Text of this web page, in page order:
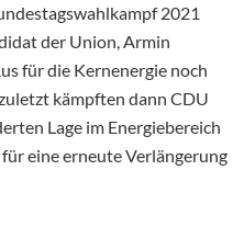
2021
der Union, Armin
für die Kernenergie noch
kämpften dann CDU
Lage im Energiebereich
eine erneute Verlängerung